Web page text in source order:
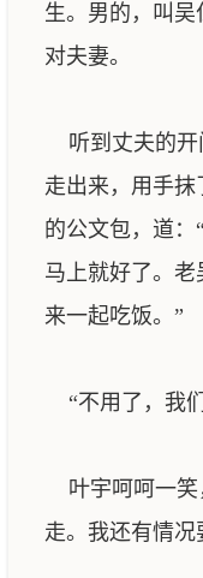
生。男的，叫
对夫妻。
听到丈夫的开
走出来，用手
的公文包，道
马上就好了。
来一起吃饭。”
“不用了，我
叶宇呵呵一笑
走。我还有情况